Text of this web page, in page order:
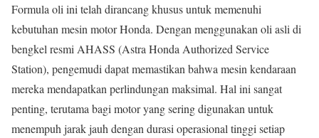
Formula oli ini telah dirancang khusus untuk memenuhi
kebutuhan mesin motor Honda. Dengan menggunakan oli asli di
bengkel resmi AHASS (Astra Honda Authorized Service
Station), pengemudi dapat memastikan bahwa mesin kendaraan
mereka mendapatkan perlindungan maksimal. Hal ini sangat
penting, terutama bagi motor yang sering digunakan untuk
menempuh jarak jauh dengan durasi operasional tinggi setiap